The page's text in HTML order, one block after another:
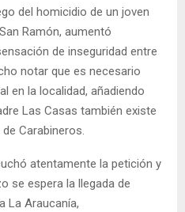
del homicidio de un joven
Ramón, aumentó
de inseguridad entre
notar que es necesario
en la localidad, añadiendo
Las Casas también existe
Carabineros.
atentamente la petición y
se espera la llegada de
La Araucanía,